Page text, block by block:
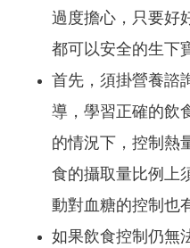
過度擔心，只要好
都可以安全的生下
首先，須掛營養諮
導，學習正確的飲
的情況下，控制熱
食的攝取量比例上
動對血糖的控制也
如果飲食控制仍無